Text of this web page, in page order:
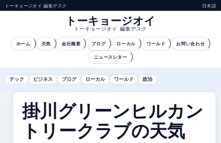
トーキョージオイ 編集デスク 日本語
トーキョージオイ
トーキョージオイ 編集デスク
ホーム 天気 会社概要 ブログ ローカル ワールド お問い合わせ
ニュースレター
テック ビジネス ブログ ローカル ワールド 政治
掛川グリーンヒルカン
トリークラブの天気